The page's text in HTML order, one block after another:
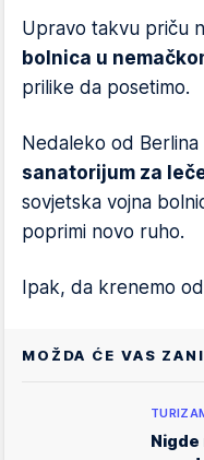
Upravo takvu priču
bolnica u
prilike da posetimo.
Nedaleko od Berlina
sanatorijum za
sovjetska vojna
poprimi novo ruho.
Ipak, da krenemo
MOŽDA ĆE VAS